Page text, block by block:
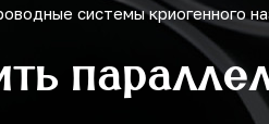
системы криогенного